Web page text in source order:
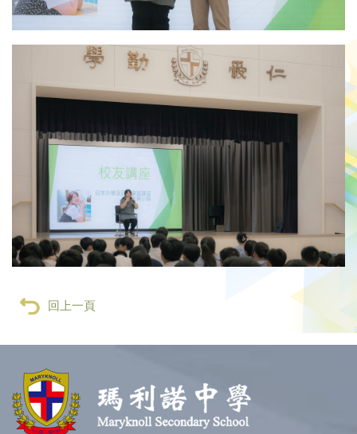
回上一頁